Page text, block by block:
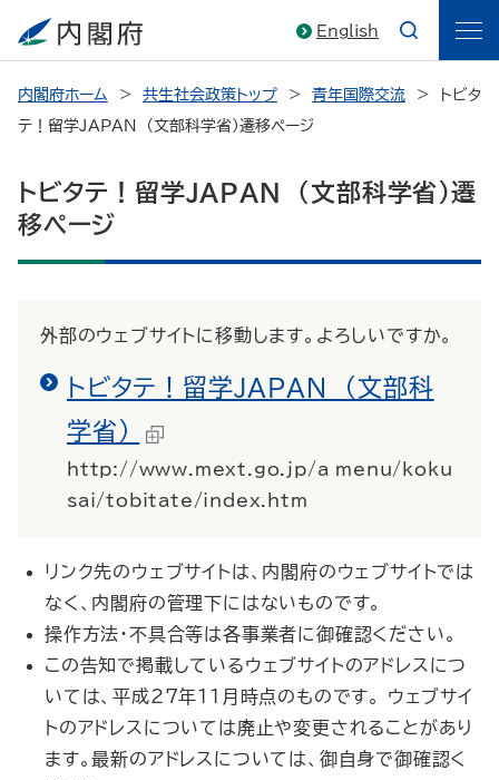
English
内閣府ホーム 共生社会政策トップ 青年国際交流
トビタ
テ！留学JAPAN （文部科学省）遷移ページ
トビタテ！留学JAPAN （文部科学省）遷
移ページ
外部のウェブサイトに移動します。よろしいですか。
トビタテ！留学JAPAN （文部科
学省）
http://www.mext.go.jp/a_menu/koku
sai/tobitate/index.htm
リンク先のウェブサイトは、内閣府のウェブサイトでは
なく、内閣府の管理下にはないものです。
操作方法・不具合等は各事業者に御確認ください。
この告知で掲載しているウェブサイトのアドレスにつ
いては、平成27年11月時点のものです。 ウェブサイ
トのアドレスについては廃止や変更されることがあり
ます。最新のアドレスについては、御自身で御確認く